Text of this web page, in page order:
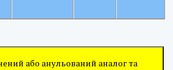
або анульований аналог та